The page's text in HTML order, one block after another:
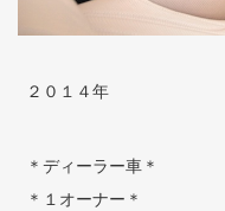
２０１４年
＊ディーラー車＊
＊１オーナー＊